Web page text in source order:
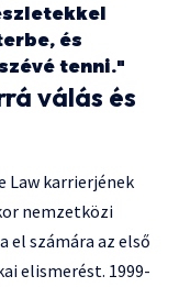
és
tenni."
válás és
Law karrierjének
nemzetközi
el számára az első
elismerést. 1999-